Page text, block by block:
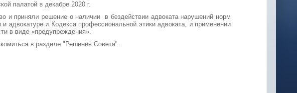
палатой в декабре 2020 г.
и приняли решение о наличии в бездействии адвоката нарушений норм
и адвокатуре и Кодекса профессиональной этики адвоката, и применении
в виде «предупреждения».
в разделе "Решения Совета".